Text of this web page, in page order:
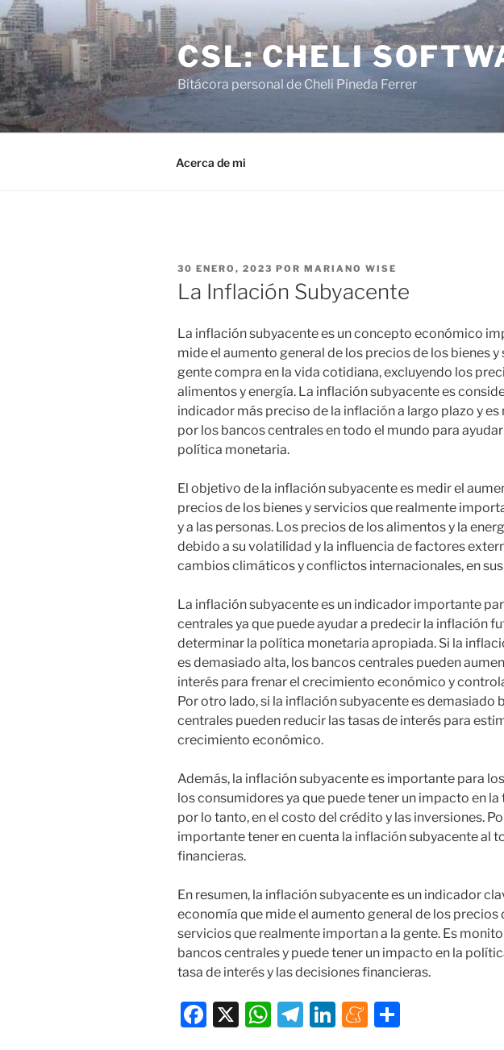
Saltar
al
contenido
CSL: CHELI
Bitácora personal de Cheli Pineda Ferrer
Acerca de mi
PUBLICADO
EL
30 ENERO, 2023 POR MARIANO WISE
La Inflación Subyacente
La inflación subyacente es un concepto económico
mide el aumento general de los precios de los bienes y
gente compra en la vida cotidiana, excluyendo los
alimentos y energía. La inflación subyacente es
indicador más preciso de la inflación a largo plazo y
por los bancos centrales en todo el mundo para
política monetaria.
El objetivo de la inflación subyacente es medir el
precios de los bienes y servicios que realmente
y a las personas. Los precios de los alimentos y la
debido a su volatilidad y la influencia de factores
cambios climáticos y conflictos internacionales, en
La inflación subyacente es un indicador importante
centrales ya que puede ayudar a predecir la inflación
determinar la política monetaria apropiada. Si la
es demasiado alta, los bancos centrales pueden
interés para frenar el crecimiento económico y
Por otro lado, si la inflación subyacente es demasiado
centrales pueden reducir las tasas de interés para
crecimiento económico.
Además, la inflación subyacente es importante para
los consumidores ya que puede tener un impacto en la
por lo tanto, en el costo del crédito y las inversiones.
importante tener en cuenta la inflación subyacente al
financieras.
En resumen, la inflación subyacente es un indicador
economía que mide el aumento general de los precios
servicios que realmente importan a la gente. Es
bancos centrales y puede tener un impacto en la
tasa de interés y las decisiones financieras.
F
X
W T
Li M